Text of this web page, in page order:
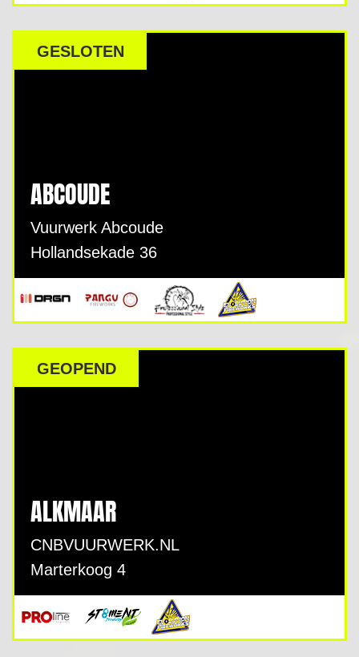
GESLOTEN
ABCOUDE
Vuurwerk Abcoude
Hollandsekade 36
GEOPEND
ALKMAAR
CNBVUURWERK.NL
Marterkoog 4